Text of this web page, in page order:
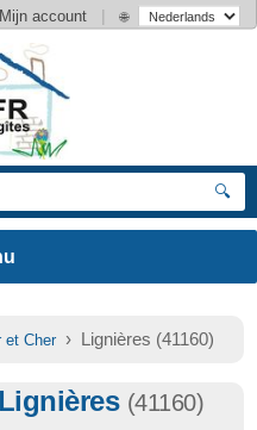
Mijn account | 🌐
🔍
et Cher› Lignières (41160)
(41160)